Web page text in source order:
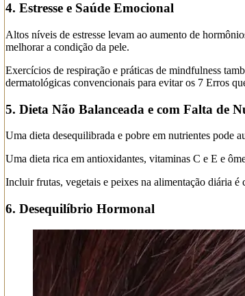
4. Estresse e Saúde Emocional
Altos níveis de estresse levam ao aumento de
melhorar a condição da pele.
Exercícios de respiração e práticas de mindfulness
dermatológicas convencionais para evitar os 7 Erros
5. Dieta Não Balanceada e com Falta de
Uma dieta desequilibrada e pobre em nutrientes pode
Uma dieta rica em antioxidantes, vitaminas C e E e
Incluir frutas, vegetais e peixes na alimentação diária é
6. Desequilíbrio Hormonal